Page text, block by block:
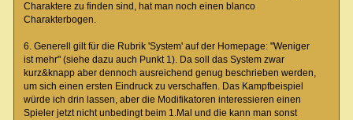
Charaktere zu finden sind, hat man noch einen blanco
Charakterbogen.
6. Generell gilt für die Rubrik 'System' auf der Homepage: "Weniger
ist mehr" (siehe dazu auch Punkt 1). Da soll das System zwar
kurz&knapp aber dennoch ausreichend genug beschrieben werden,
um sich einen ersten Eindruck zu verschaffen. Das Kampfbeispiel
würde ich drin lassen, aber die Modifikatoren interessieren einen
Spieler jetzt nicht unbedingt beim 1.Mal und die kann man sonst